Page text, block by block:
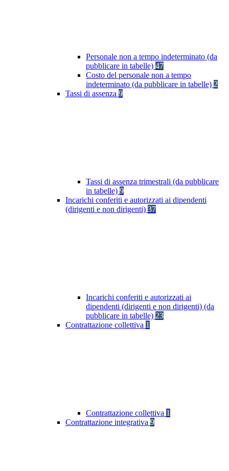
Personale non a tempo indeterminato (da
pubblicare in tabelle) 47
Costo del personale non a tempo
indeterminato (da pubblicare in tabelle) 2
Tassi di assenza 9
Tassi di assenza trimestrali (da pubblicare
in tabelle) 9
Incarichi conferiti e autorizzati ai dipendenti
(dirigenti e non dirigenti) 37
Incarichi conferiti e autorizzati ai
dipendenti (dirigenti e non dirigenti) (da
pubblicare in tabelle) 23
Contrattazione collettiva 1
Contrattazione collettiva 1
Contrattazione integrativa 9